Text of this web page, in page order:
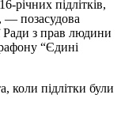
річних підлітків,
— позасудова
Ради з прав людини
“Єдині
коли підлітки були